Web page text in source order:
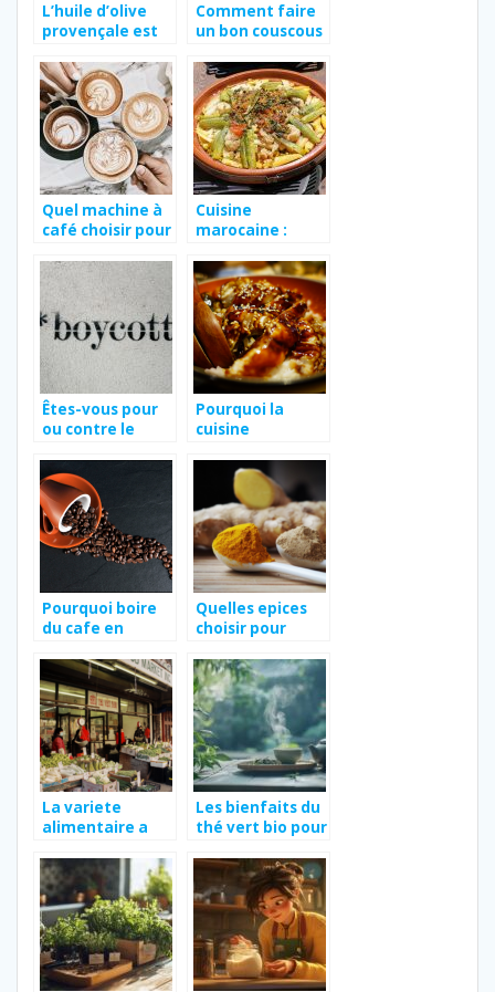
L’huile d’olive
provençale est
des huiles d’olive
?
Comment faire
un bon couscous
Quel machine à
café choisir pour
meilleur café
possible ?
Cuisine
marocaine :
sucré salé
Êtes-vous pour
ou contre le
Nestlé ?
Pourquoi la
cuisine
fascine-t-elle ?
Pourquoi boire
du cafe en
d’Ethiopie ?
Quelles epices
choisir pour
a votre viande ?
La variete
alimentaire a
l’innovation des
grossistes en
pleine expansion
Les bienfaits du
thé vert bio pour
l’environnement